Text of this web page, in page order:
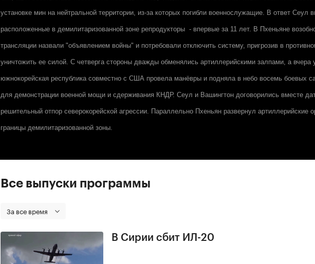
установке мин на нейтральной территории, из-за которых погибли военнослужащие. В ответ Сеул
расположенные в демилитаризованной зоне репродукторы - впервые за 11 лет. В Пхеньяне
трансляции назвали "объявлением войны" и потребовали отключить систему, пригрозив в
уничтожить ее силой. С четверга стороны дважды обменялись артиллерийскими залпами, а вчера
южнокорейская республика совместно с США провела манёвры и подняла в небо восемь боевых
для демонстрации военной мощи и сдерживания КНДР. Сеул и Вашингтон договорились вместе
решительный отпор северокорейской агрессии. Параллельно Пхеньян развернул артиллерийские
границы демилитаризованной зоны.
Все выпуски программы
За все время
В Сирии сбит ИЛ-20